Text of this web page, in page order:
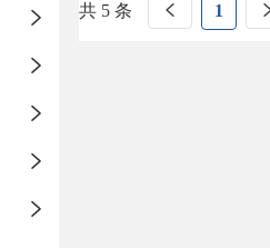
共 5 条 1